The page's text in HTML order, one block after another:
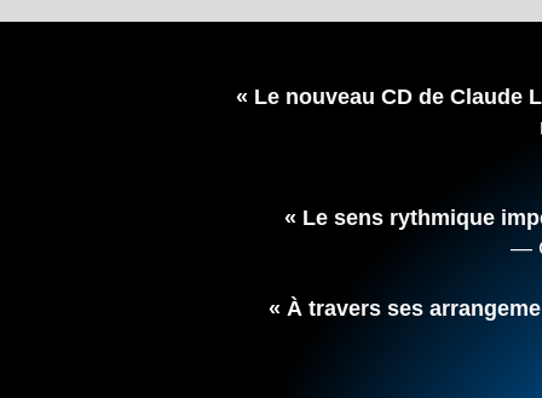
« Le nouveau CD de Claude
« Le sens rythmique
—
« À travers ses